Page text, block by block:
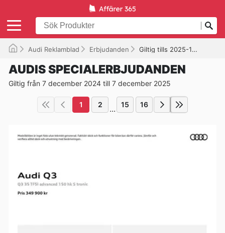
Audi Reklamblad Erbjudanden Giltig tills 2025-12-07
AUDIS SPECIALERBJUDANDEN
Giltig från 7 december 2024 till 7 december 2025
1 2 ... 15 16